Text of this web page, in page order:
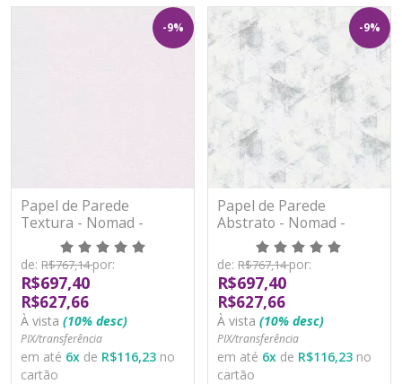
-9%
Papel de Parede
Textura - Nomad -
A48401 - Vinílico
de: R$767,14por:
R$697,40
R$627,66
À vista (10% desc)
PIX/transferência
em até 6x de R$116,23 no
cartão
-9%
Papel de Parede
Abstrato - Nomad -
A48501 - Vinílico
de: R$767,14por:
R$697,40
R$627,66
À vista (10% desc)
PIX/transferência
em até 6x de R$116,23 no
cartão